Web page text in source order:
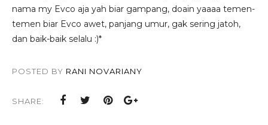
nama my Evco aja yah biar gampang, doain yaaaa temen-
temen biar Evco awet, panjang umur, gak sering jatoh,
dan baik-baik selalu :)*
POSTED BY RANI NOVARIANY
SHARE: